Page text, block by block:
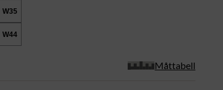
W35
W44
Måttabell